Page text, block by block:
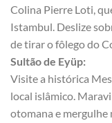
Colina Pierre Loti,
Istambul. Deslize
de tirar o fôlego do
Sultão de Eyüp:
Visite a histórica
local islâmico.
otomana e mergulhe